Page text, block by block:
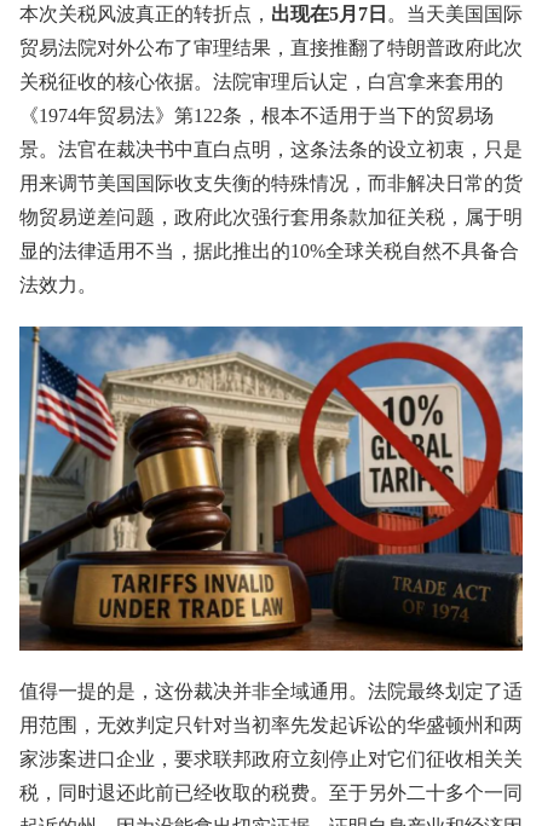
本次关税风波真正的转折点， 出现在5月7日 。当天美国国际
贸易法院对外公布了审理结果，直接推翻了特朗普政府此次
关税征收的核心依据。法院审理后认定，白宫拿来套用的
《1974年贸易法》第122条，根本不适用于当下的贸易场
景。法官在裁决书中直白点明，这条法条的设立初衷，只是
用来调节美国国际收支失衡的特殊情况，而非解决日常的货
物贸易逆差问题，政府此次强行套用条款加征关税，属于明
显的法律适用不当，据此推出的10%全球关税自然不具备合
法效力。
值得一提的是，这份裁决并非全域通用。法院最终划定了适
用范围，无效判定只针对当初率先发起诉讼的华盛顿州和两
家涉案进口企业，要求联邦政府立刻停止对它们征收相关关
税，同时退还此前已经收取的税费。至于另外二十多个一同